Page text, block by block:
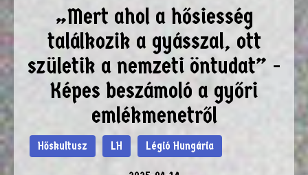
„Mert ahol a hősiesség
találkozik a gyásszal, ott
születik a nemzeti öntudat” -
Képes beszámoló a győri
emlékmenetről
Hőskultusz LH Légió Hungária